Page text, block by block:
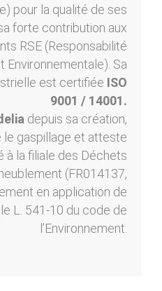
pour la qualité de ses
forte contribution aux
RSE (Responsabilité
Environnementale). Sa
est certifiée ISO
9001 / 14001.
depuis sa création,
le gaspillage et atteste
à la filiale des Déchets
(FR014137,
en application de
L. 541-10 du code de
l’Environnement.